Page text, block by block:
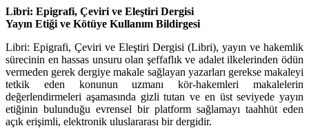
Libri: Epigrafi, Çeviri ve Eleştiri Dergisi
Yayın Etiği ve Kötüye Kullanım Bildirgesi
Libri: Epigrafi, Çeviri ve Eleştiri Dergisi (Libri), yayın ve hakemlik
sürecinin en hassas unsuru olan şeffaflık ve adalet ilkelerinden ödün
vermeden gerek dergiye makale sağlayan yazarları gerekse makaleyi
tetkik eden konunun uzmanı kör-hakemleri makalelerin
değerlendirmeleri aşamasında gizli tutan ve en üst seviyede yayın
etiğinin bulunduğu evrensel bir platform sağlamayı taahhüt eden
açık erişimli, elektronik uluslararası bir dergidir.